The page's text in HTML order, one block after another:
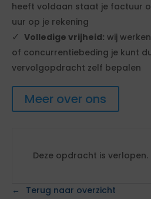
heeft voldaan staat je factuur
uur op je rekening
Volledige vrijheid: wij
of concurrentiebeding je kunt
vervolgopdracht zelf bepalen
Meer over ons
Deze opdracht is verlopen.
Terug naar overzicht